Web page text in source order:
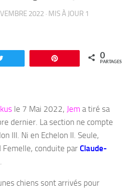
2022 · MIS À JOUR 1
Enregistrer 0
PARTAGES
le 7 Mai 2022, Jem a tiré sa
dernier. La section ne compte
III. Ni en Echelon II. Seule,
Femelle, conduite par Claude-
chiens sont arrivés pour